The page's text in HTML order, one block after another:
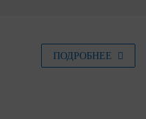
ПОДРОБНЕЕ